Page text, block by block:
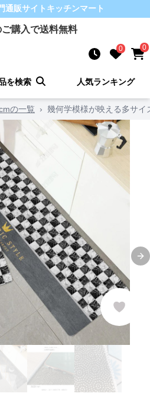
通販サイト キッチンマート
購入で送料無料
0 0
を検索 人気ランキング
の一覧 › 幾何学模様が映える多サ